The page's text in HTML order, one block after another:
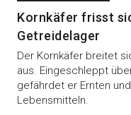
Kornkäfer frisst
Getreidelager
Der Kornkäfer breitet
aus. Eingeschleppt
gefährdet er Ernten
Lebensmitteln.